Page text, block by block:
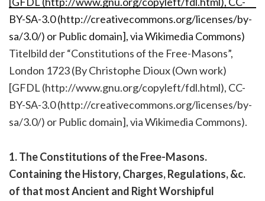
Titelbild der “Constitutions of the Free-Masons”,
London 1723 (By Christophe Dioux (Own work)
[GFDL (http://www.gnu.org/copyleft/fdl.html), CC-
BY-SA-3.0 (http://creativecommons.org/licenses/by-
sa/3.0/) or Public domain], via Wikimedia Commons).
1. The Constitutions of the Free-Masons.
Containing the History, Charges, Regulations, &c.
of that most Ancient and Right Worshipful